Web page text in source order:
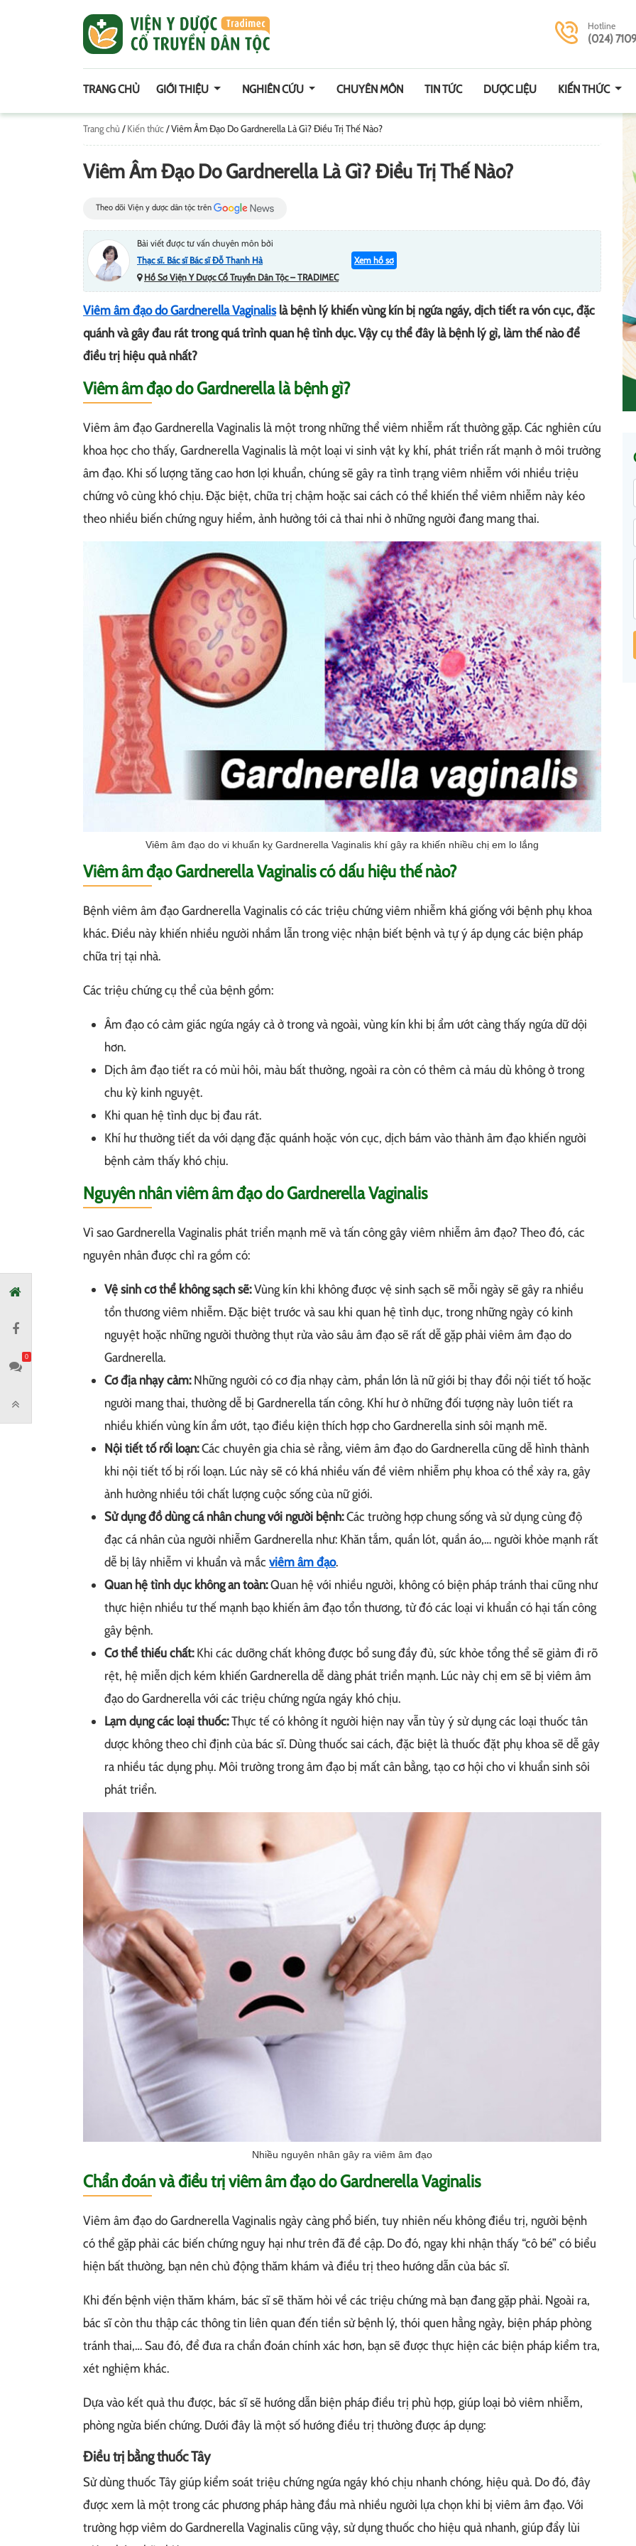
Hotline
(024)
TRANG CHỦ GIỚI THIỆU NGHIÊN CỨU CHUYÊN MÔN TIN TỨC DƯỢC LIỆU KIẾN THỨC
Trang chủ /Kiến thức/Viêm Âm Đạo Do Gardnerella Là Gì? Điều Trị Thế Nào?
Viêm Âm Đạo Do Gardnerella Là Gì? Điều Trị Thế Nào?
Theo dõi Viện y dược dân tộc trên
Bài viết được tư vấn chuyên môn bởi
Thạc sĩ. Bác sĩ Bác sĩ Đỗ Thanh Hà
Hồ Sơ Viện Y Dược Cổ Truyền Dân Tộc – TRADIMEC
Xem hồ sơ
Viêm âm đạo do Gardnerella Vaginalislà bệnh lý khiến vùng kín bị ngứa ngáy, dịch tiết ra vón cục, đặc
quánh và gây đau rát trong quá trình quan hệ tình dục. Vậy cụ thể đây là bệnh lý gì, làm thế nào để
điều trị hiệu quả nhất?
Viêm âm đạo do Gardnerella là bệnh gì?
Viêm âm đạo Gardnerella Vaginalis là một trong những thể viêm nhiễm rất thường gặp. Các nghiên cứu
khoa học cho thấy, Gardnerella Vaginalis là một loại vi sinh vật kỵ khí, phát triển rất mạnh ở môi trường
âm đạo. Khi số lượng tăng cao hơn lợi khuẩn, chúng sẽ gây ra tình trạng viêm nhiễm với nhiều triệu
chứng vô cùng khó chịu. Đặc biệt, chữa trị chậm hoặc sai cách có thể khiến thể viêm nhiễm này kéo
theo nhiều biến chứng nguy hiểm, ảnh hưởng tới cả thai nhi ở những người đang mang thai.
Viêm âm đạo do vi khuẩn kỵ Gardnerella Vaginalis khí gây ra khiến nhiều chị em lo lắng
Viêm âm đạo Gardnerella Vaginalis có dấu hiệu thế nào?
Bệnh viêm âm đạo Gardnerella Vaginalis có các triệu chứng viêm nhiễm khá giống với bệnh phụ khoa
khác. Điều này khiến nhiều người nhầm lẫn trong việc nhận biết bệnh và tự ý áp dụng các biện pháp
chữa trị tại nhà.
Các triệu chứng cụ thể của bệnh gồm:
Âm đạo có cảm giác ngứa ngáy cả ở trong và ngoài, vùng kín khi bị ẩm ướt càng thấy ngứa dữ dội
hơn.
Dịch âm đạo tiết ra có mùi hôi, màu bất thường, ngoài ra còn có thêm cả máu dù không ở trong
chu kỳ kinh nguyệt.
Khi quan hệ tình dục bị đau rát.
Khí hư thường tiết da với dạng đặc quánh hoặc vón cục, dịch bám vào thành âm đạo khiến người
bệnh cảm thấy khó chịu.
Nguyên nhân viêm âm đạo do Gardnerella Vaginalis
Vì sao Gardnerella Vaginalis phát triển mạnh mẽ và tấn công gây viêm nhiễm âm đạo? Theo đó, các
nguyên nhân được chỉ ra gồm có:
Vệ sinh cơ thể không sạch sẽ:Vùng kín khi không được vệ sinh sạch sẽ mỗi ngày sẽ gây ra nhiều
tổn thương viêm nhiễm. Đặc biệt trước và sau khi quan hệ tình dục, trong những ngày có kinh
nguyệt hoặc những người thường thụt rửa vào sâu âm đạo sẽ rất dễ gặp phải viêm âm đạo do
Gardnerella.
Cơ địa nhạy cảm:Những người có cơ địa nhạy cảm, phần lớn là nữ giới bị thay đổi nội tiết tố hoặc
người mang thai, thường dễ bị Gardnerella tấn công. Khí hư ở những đối tượng này luôn tiết ra
nhiều khiến vùng kín ẩm ướt, tạo điều kiện thích hợp cho Gardnerella sinh sôi mạnh mẽ.
Nội tiết tố rối loạn:Các chuyên gia chia sẻ rằng, viêm âm đạo do Gardnerella cũng dễ hình thành
khi nội tiết tố bị rối loạn. Lúc này sẽ có khá nhiều vấn đề viêm nhiễm phụ khoa có thể xảy ra, gây
ảnh hưởng nhiều tới chất lượng cuộc sống của nữ giới.
Sử dụng đồ dùng cá nhân chung với người bệnh:Các trường hợp chung sống và sử dụng cùng độ
đạc cá nhân của người nhiễm Gardnerella như: Khăn tắm, quần lót, quần áo,… người khỏe mạnh rất
dễ bị lây nhiễm vi khuẩn và mắc viêm âm đạo.
Quan hệ tình dục không an toàn:Quan hệ với nhiều người, không có biện pháp tránh thai cũng như
thực hiện nhiều tư thế mạnh bạo khiến âm đạo tổn thương, từ đó các loại vi khuẩn có hại tấn công
gây bệnh.
Cơ thể thiếu chất:Khi các dưỡng chất không được bổ sung đầy đủ, sức khỏe tổng thể sẽ giảm đi rõ
rệt, hệ miễn dịch kém khiến Gardnerella dễ dàng phát triển mạnh. Lúc này chị em sẽ bị viêm âm
đạo do Gardnerella với các triệu chứng ngứa ngáy khó chịu.
Lạm dụng các loại thuốc:Thực tế có không ít người hiện nay vẫn tùy ý sử dụng các loại thuốc tân
dược không theo chỉ định của bác sĩ. Dùng thuốc sai cách, đặc biệt là thuốc đặt phụ khoa sẽ dễ gây
ra nhiều tác dụng phụ. Môi trường trong âm đạo bị mất cân bằng, tạo cơ hội cho vi khuẩn sinh sôi
phát triển.
Nhiều nguyên nhân gây ra viêm âm đạo
Chẩn đoán và điều trị viêm âm đạo do Gardnerella Vaginalis
Viêm âm đạo do Gardnerella Vaginalis ngày càng phổ biến, tuy nhiên nếu không điều trị, người bệnh
có thể gặp phải các biến chứng nguy hại như trên đã đề cập. Do đó, ngay khi nhận thấy “cô bé” có biểu
hiện bất thường, bạn nên chủ động thăm khám và điều trị theo hướng dẫn của bác sĩ.
Khi đến bệnh viện thăm khám, bác sĩ sẽ thăm hỏi về các triệu chứng mà bạn đang gặp phải. Ngoài ra,
bác sĩ còn thu thập các thông tin liên quan đến tiền sử bệnh lý, thói quen hằng ngày, biện pháp phòng
tránh thai,… Sau đó, để đưa ra chẩn đoán chính xác hơn, bạn sẽ được thực hiện các biện pháp kiểm tra,
xét nghiệm khác.
Dựa vào kết quả thu được, bác sĩ sẽ hướng dẫn biện pháp điều trị phù hợp, giúp loại bỏ viêm nhiễm,
phòng ngừa biến chứng. Dưới đây là một số hướng điều trị thường được áp dụng:
Điều trị bằng thuốc Tây
Sử dùng thuốc Tây giúp kiểm soát triệu chứng ngứa ngáy khó chịu nhanh chóng, hiệu quả. Do đó, đây
được xem là một trong các phương pháp hàng đầu mà nhiều người lựa chọn khi bị viêm âm đạo. Với
trường hợp viêm do Gardnerella Vaginalis cũng vậy, sử dụng thuốc cho hiệu quả nhanh, giúp đẩy lùi
0